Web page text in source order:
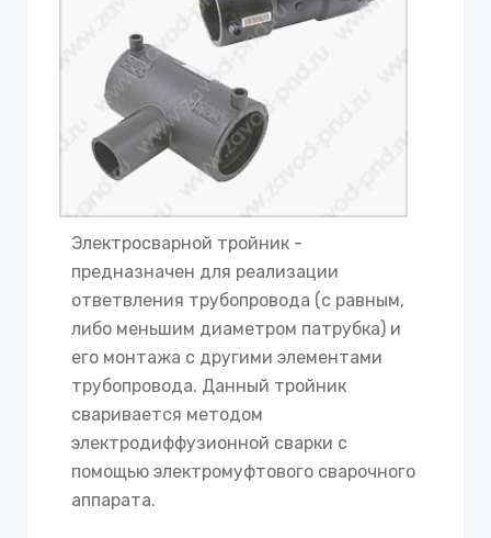
Электросварной тройник -
предназначен для реализации
ответвления трубопровода (с равным,
либо меньшим диаметром патрубка) и
его монтажа с другими элементами
трубопровода. Данный тройник
сваривается методом
электродиффузионной сварки с
помощью электромуфтового сварочного
аппарата.